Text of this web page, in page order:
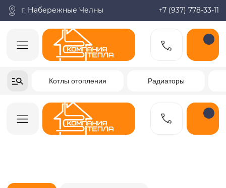
г. Набережные Челны
Котлы отопления Радиаторы Водонагреватели
+7-937-778-33-11